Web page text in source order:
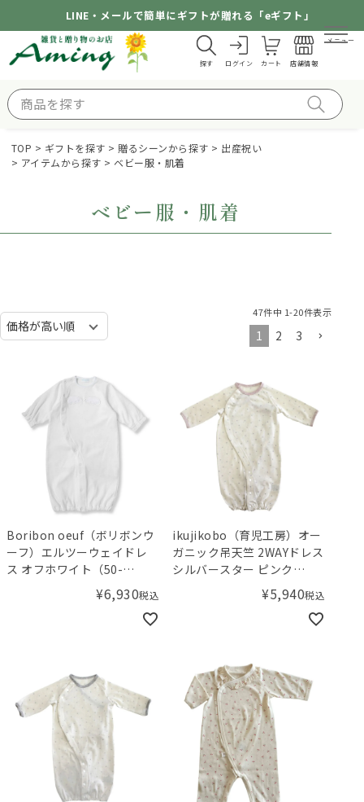
LINE・メールで簡単にギフトが贈れる「eギフト」
探す ログイン カート 店舗情報
メニュー
TOP ギフトを探す 贈るシーンから探す
出産祝い
アイテムから探す
ベビー服・肌着
ベビー服・肌着
47件中 1-20件表示
1 2 3
Boribon oeuf（ボリボンウ
ーフ）エルツーウェイドレ
ス オフホワイト（50-
¥6,930税込
ikujikobo（育児工房）オー
ガニック吊天竺 2WAYドレス
シルバースター ピンク
¥5,940税込